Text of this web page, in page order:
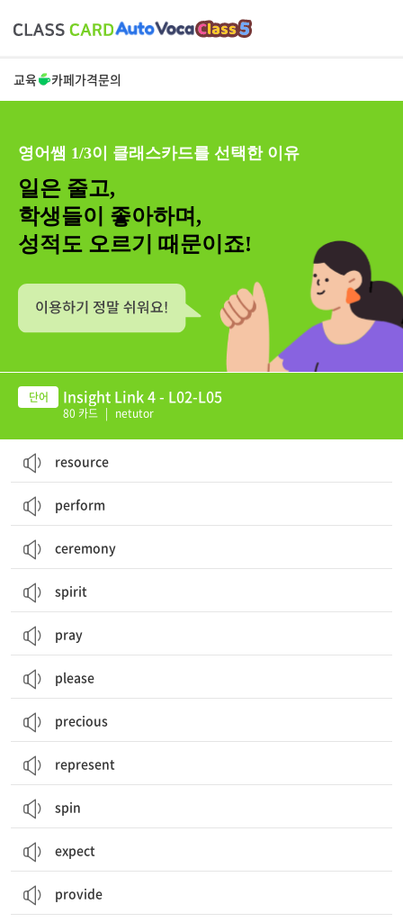
교육 카페가격문의
영어쌤 1/3이 클래스카드를 선택한 이유
일은 줄고,
학생들이 좋아하며,
성적도 오르기 때문이죠!
Insight Link 4 - L02-L05
80 카드 | netutor
resource
perform
ceremony
spirit
pray
please
precious
represent
spin
expect
provide